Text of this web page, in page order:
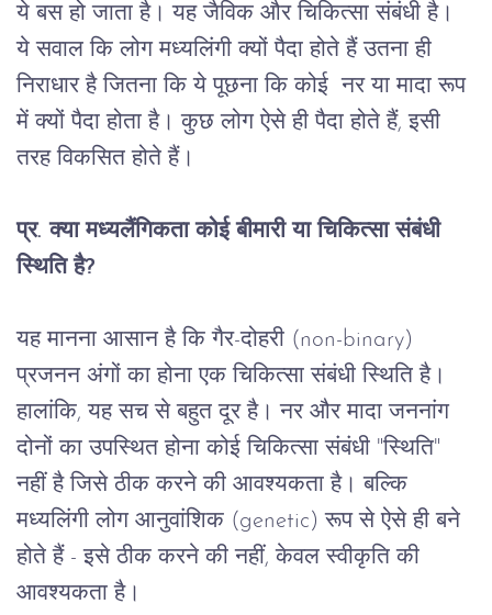
ये बस हो जाता है। यह जैविक और चिकित्सा संबंधी है।
ये सवाल कि लोग मध्यलिंगी क्यों पैदा होते हैं उतना ही
निराधार है जितना कि ये पूछना कि कोई नर या मादा रूप
में क्यों पैदा होता है। कुछ लोग ऐसे ही पैदा होते हैं, इसी
तरह विकसित होते हैं।
प्र. क्या मध्यलैंगिकता कोई बीमारी या चिकित्सा संबंधी
स्थिति है?
यह मानना आसान है कि गैर-दोहरी (non-binary)
प्रजनन अंगों का होना एक चिकित्सा संबंधी स्थिति है।
हालांकि, यह सच से बहुत दूर है। नर और मादा जननांग
दोनों का उपस्थित होना कोई चिकित्सा संबंधी "स्थिति"
नहीं है जिसे ठीक करने की आवश्यकता है। बल्कि
मध्यलिंगी लोग आनुवांशिक (genetic) रूप से ऐसे ही बने
होते हैं - इसे ठीक करने की नहीं, केवल स्वीकृति की
आवश्यकता है।